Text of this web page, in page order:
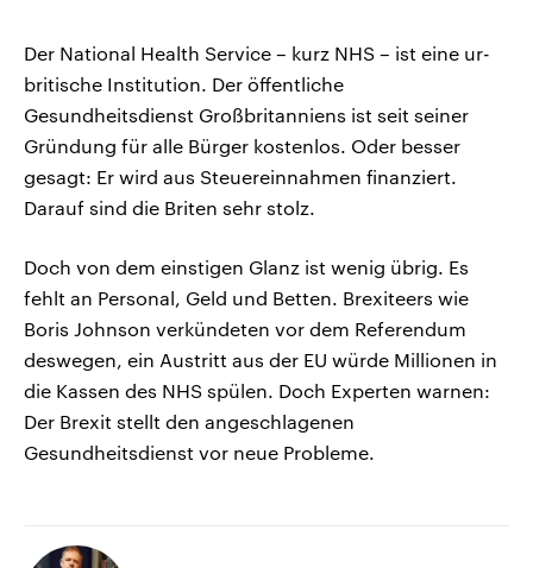
Der National Health Service – kurz NHS – ist eine ur-
britische Institution. Der öffentliche
Gesundheitsdienst Großbritanniens ist seit seiner
Gründung für alle Bürger kostenlos. Oder besser
gesagt: Er wird aus Steuereinnahmen finanziert.
Darauf sind die Briten sehr stolz.
Doch von dem einstigen Glanz ist wenig übrig. Es
fehlt an Personal, Geld und Betten. Brexiteers wie
Boris Johnson verkündeten vor dem Referendum
deswegen, ein Austritt aus der EU würde Millionen in
die Kassen des NHS spülen. Doch Experten warnen:
Der Brexit stellt den angeschlagenen
Gesundheitsdienst vor neue Probleme.